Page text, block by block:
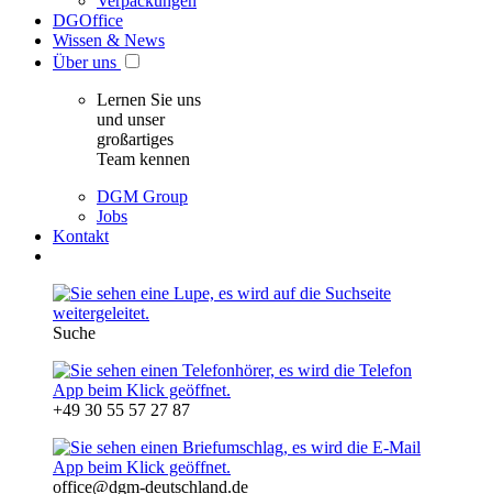
DGOffice
Wissen & News
Über uns
Lernen Sie uns
und unser
großartiges
Team kennen
DGM Group
Jobs
Kontakt
Suche
+49 30 55 57 27 87
office@dgm-deutschland.de